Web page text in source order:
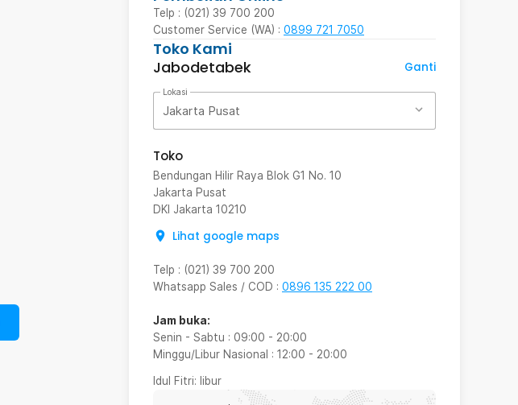
Telp : (021) 39 700 200
Customer Service (WA) : 0899 721 7050
Toko Kami
Jabodetabek
Ganti
Lokasi
Jakarta Pusat
Toko
Bendungan Hilir Raya Blok G1 No. 10
Jakarta Pusat
DKI Jakarta 10210
Lihat google maps
Telp : (021) 39 700 200
Whatsapp Sales / COD : 0896 135 222 00
Jam buka:
Senin - Sabtu : 09:00 - 20:00
Minggu/Libur Nasional : 12:00 - 20:00
Idul Fitri: libur